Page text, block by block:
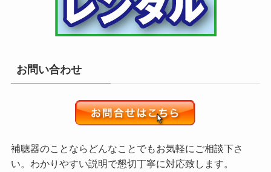
お問い合わせ
補聴器のことならどんなことでもお気軽にご相談下さ
い。わかりやすい説明で懇切丁寧に対応致します。